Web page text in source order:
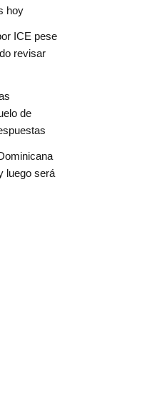
hoy
ICE pese
revisar
de
luego será